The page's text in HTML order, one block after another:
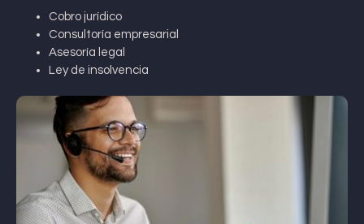
Cobro jurídico
Consultoría empresarial
Asesoría legal
Ley de insolvencia